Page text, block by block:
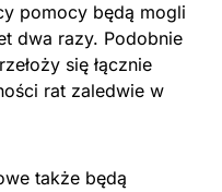
pomocy będą mogli
dwa razy. Podobnie
się łącznie
rat zaledwie w
także będą